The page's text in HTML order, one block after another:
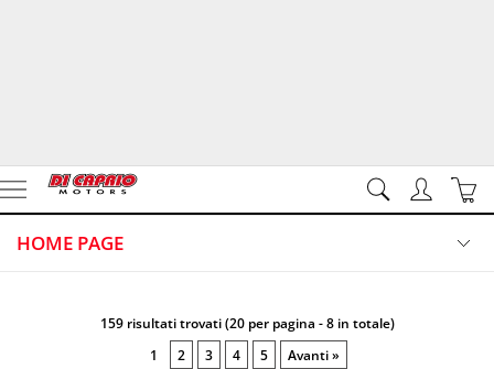
Marca
HOME PAGE
DIVISIONE DUE RUOTE
159 risultati trovati (20 per pagina - 8 in totale)
1
2 3 4 5 Avanti »